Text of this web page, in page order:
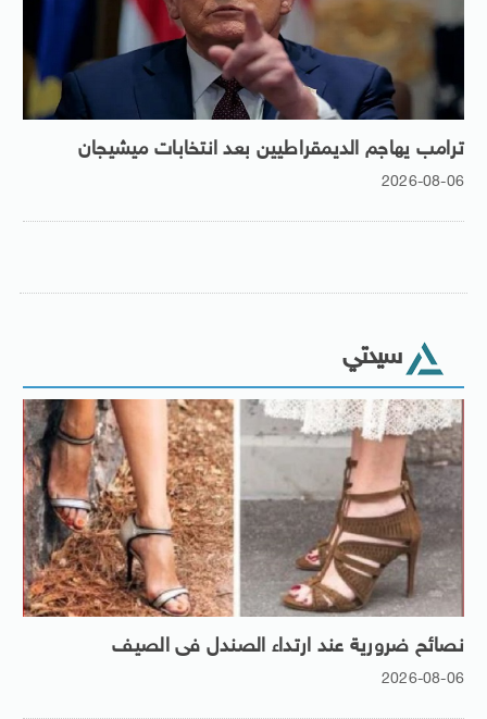
ترامب يهاجم الديمقراطيين بعد انتخابات ميشيجان
2026-08-06
سيدتي
نصائح ضرورية عند ارتداء الصندل فى الصيف
2026-08-06